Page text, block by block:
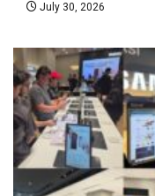
July 30, 2026